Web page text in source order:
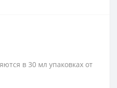
в 30 мл упаковках от